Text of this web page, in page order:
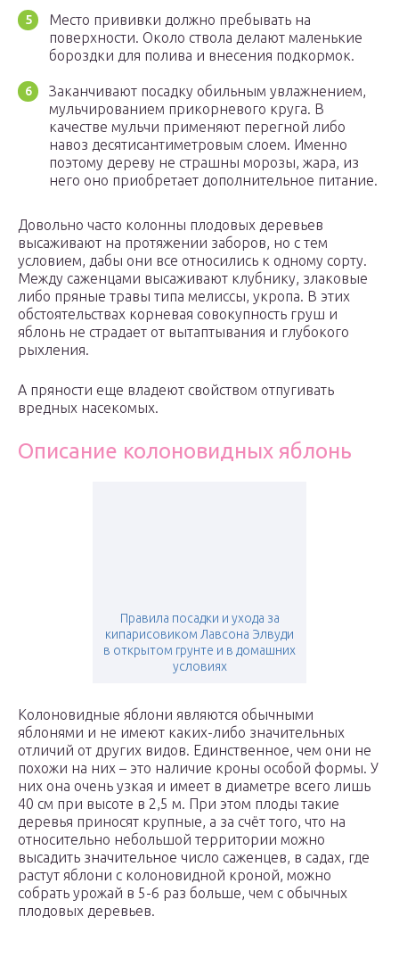
Место прививки должно пребывать на
поверхности. Около ствола делают маленькие
бороздки для полива и внесения подкормок.
Заканчивают посадку обильным увлажнением,
мульчированием прикорневого круга. В
качестве мульчи применяют перегной либо
навоз десятисантиметровым слоем. Именно
поэтому дереву не страшны морозы, жара, из
него оно приобретает дополнительное питание.
Довольно часто колонны плодовых деревьев
высаживают на протяжении заборов, но с тем
условием, дабы они все относились к одному сорту.
Между саженцами высаживают клубнику, злаковые
либо пряные травы типа мелиссы, укропа. В этих
обстоятельствах корневая совокупность груш и
яблонь не страдает от вытаптывания и глубокого
рыхления.
А пряности еще владеют свойством отпугивать
вредных насекомых.
Описание колоновидных яблонь
Правила посадки и ухода за
кипарисовиком Лавсона Элвуди
в открытом грунте и в домашних
условиях
Колоновидные яблони являются обычными
яблонями и не имеют каких-либо значительных
отличий от других видов. Единственное, чем они не
похожи на них – это наличие кроны особой формы. У
них она очень узкая и имеет в диаметре всего лишь
40 см при высоте в 2,5 м. При этом плоды такие
деревья приносят крупные, а за счёт того, что на
относительно небольшой территории можно
высадить значительное число саженцев, в садах, где
растут яблони с колоновидной кроной, можно
собрать урожай в 5-6 раз больше, чем с обычных
плодовых деревьев.